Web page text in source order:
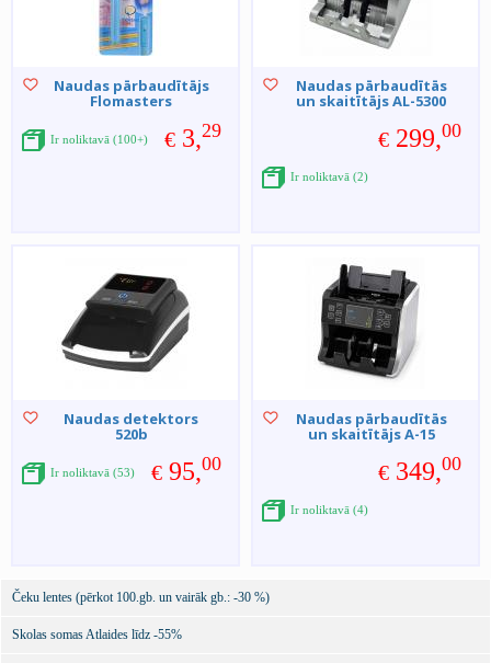
Naudas pārbaudītājs
Flomasters
€ 3,29
Ir noliktavā (100+)
Naudas pārbaudītās
un skaitītājs AL-5300
€ 299,00
Ir noliktavā (2)
Naudas detektors
520b
€ 95,00
Ir noliktavā (53)
Naudas pārbaudītās
un skaitītājs A-15
€ 349,00
Ir noliktavā (4)
Čeku lentes (pērkot 100.gb. un vairāk gb.: -30 %)
Skolas somas Atlaides līdz -55%